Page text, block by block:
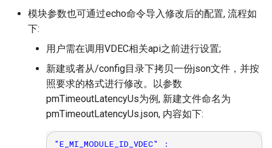
模块参数也可通过echo命令导入修改后的配置, 流程如
下:
用户需在调用VDEC相关api之前进行设置;
新建或者从/config目录下拷贝一份json文件，并按
照要求的格式进行修改。以参数
pmTimeoutLatencyUs为例, 新建文件命名为
pmTimeoutLatencyUs.json, 内容如下:
"E_MI_MODULE_ID_VDEC" :